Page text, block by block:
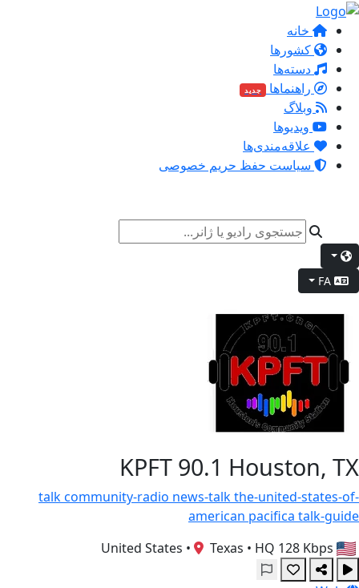
خانه
کشورها
دسته‌ها
راهنماها
جدید
وبلاگ
ویدیوها
علاقه‌مندی‌ها
سیاست حفظ حریم خصوصی
FA
KPFT 90.1 Houston, TX
talkcommunity-radio news-talkthe-united-states-of-
american pacifica talk-guide
• Texas • HQ 128 Kbps